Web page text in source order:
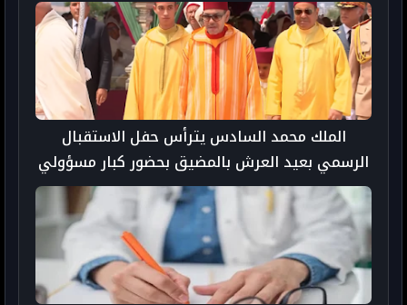
الملك محمد السادس يترأس حفل الاستقبال
الرسمي بعيد العرش بالمضيق بحضور كبار مسؤولي
الدولة وشخصيات دولية